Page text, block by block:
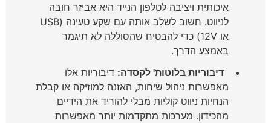
איכותית ויציבה לטלפון הנייד היא אביזר חובה
לניווט. חשוב לשלב אותה עם שקע טעינה (USB
או 12V) כדי להבטיח שהסוללה לא תיגמר
באמצע הדרך.
דיבוריות בלוטות' לקסדה: דיבוריות אלו
מאפשרות ניהול שיחות, האזנה למוזיקה או קבלת
הנחיות ניווט קוליות מבלי להוריד את הידיים
מהכידון. מערכות מתקדמות יותר מאפשרות